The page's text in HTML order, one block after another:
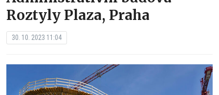
Roztyly Plaza, Praha
30. 10. 2023 11:04